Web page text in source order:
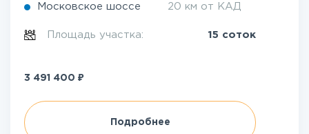
Московское шоссе 20 км от КАД
Площадь участка: 15 соток
3 491 400 ₽
Подробнее